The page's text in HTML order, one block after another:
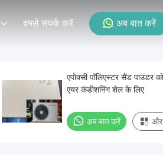
हमसे संपर्क करें अब बात करें
एपोक्सी पॉलिएस्टर सैंड पाउडर
एयर कंडीशनिंग शेल के लिए
अब बात करें और